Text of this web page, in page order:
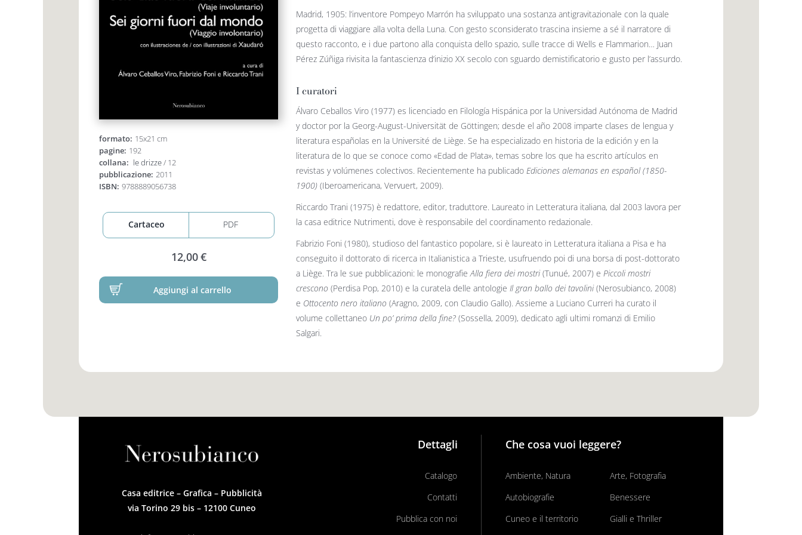
formato: 15x21 cm
pagine: 192
collana: le drizze/ 12
pubblicazione: 2011
ISBN: 9788889056738
Cartaceo PDF
12,00€
Aggiungi al carrello
Madrid, 1905: l’inventore Pompeyo Marrón ha sviluppato una sostanza antigravitazionale con la quale
progetta di viaggiare alla volta della Luna. Con gesto sconsiderato trascina insieme a sé il narratore di
questo racconto, e i due partono alla conquista dello spazio, sulle tracce di Wells e Flammarion… Juan
Pérez Zúñiga rivisita la fantascienza d’inizio XX secolo con sguardo demistificatorio e gusto per l’assurdo.
I curatori
Álvaro Ceballos Viro (1977) es licenciado en Filología Hispánica por la Universidad Autónoma de Madrid
y doctor por la Georg-August-Universität de Göttingen; desde el año 2008 imparte clases de lengua y
literatura españolas en la Université de Liège. Se ha especializado en historia de la edición y en la
literatura de lo que se conoce como «Edad de Plata», temas sobre los que ha escrito artículos en
revistas y volúmenes colectivos. Recientemente ha publicado Ediciones alemanas en español (1850-
1900) (Iberoamericana, Vervuert, 2009).
Riccardo Trani (1975) è redattore, editor, traduttore. Laureato in Letteratura italiana, dal 2003 lavora per
la casa editrice Nutrimenti, dove è responsabile del coordinamento redazionale.
Fabrizio Foni (1980), studioso del fantastico popolare, si è laureato in Letteratura italiana a Pisa e ha
conseguito il dottorato di ricerca in Italianistica a Trieste, usufruendo poi di una borsa di post-dottorato
a Liège. Tra le sue pubblicazioni: le monografieAlla fiera dei mostri(Tunué, 2007) e Piccoli mostri
crescono (Perdisa Pop, 2010) e la curatela delle antologie Il gran ballo dei tavolini(Nerosubianco, 2008)
e Ottocento nero italiano (Aragno, 2009, con Claudio Gallo). Assieme a Luciano Curreri ha curato il
volume collettaneo Un po’ prima della fine? (Sossella, 2009), dedicato agli ultimi romanzi di Emilio
Salgari.
Casa editrice – Grafica – Pubblicità
via Torino 29 bis – 12100 Cuneo
Dettagli
Catalogo
Contatti
Pubblica con noi
Che cosa vuoi leggere?
Ambiente, Natura
Arte, Fotografia
Autobiografie
Benessere
Cuneo e il territorio
Gialli e Thriller